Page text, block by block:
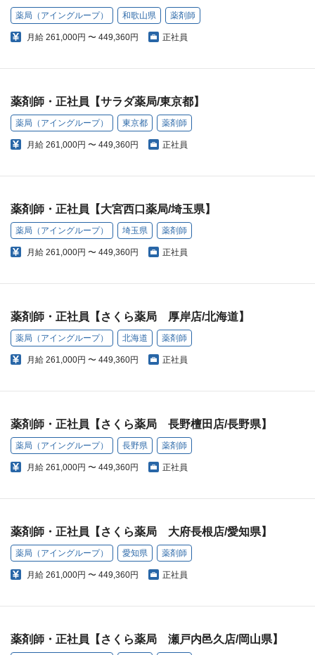
薬局（アイングループ） 和歌山県 薬剤師
月給 261,000円 〜 449,360円 正社員
薬剤師・正社員【サラダ薬局/東京都】
薬局（アイングループ） 東京都 薬剤師
月給 261,000円 〜 449,360円 正社員
薬剤師・正社員【大宮西口薬局/埼玉県】
薬局（アイングループ） 埼玉県 薬剤師
月給 261,000円 〜 449,360円 正社員
薬剤師・正社員【さくら薬局 厚岸店/北海道】
薬局（アイングループ） 北海道 薬剤師
月給 261,000円 〜 449,360円 正社員
薬剤師・正社員【さくら薬局 長野檀田店/長野県】
薬局（アイングループ） 長野県 薬剤師
月給 261,000円 〜 449,360円 正社員
薬剤師・正社員【さくら薬局 大府長根店/愛知県】
薬局（アイングループ） 愛知県 薬剤師
月給 261,000円 〜 449,360円 正社員
薬剤師・正社員【さくら薬局 瀬戸内邑久店/岡山県】